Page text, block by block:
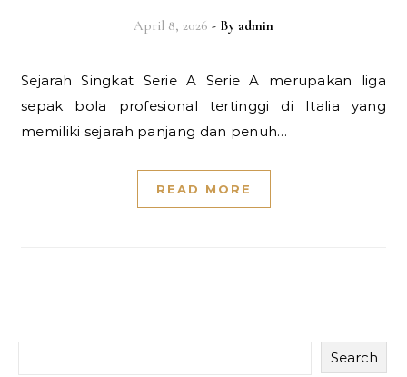
April 8, 2026 - By admin
Sejarah Singkat Serie A Serie A merupakan liga
sepak bola profesional tertinggi di Italia yang
memiliki sejarah panjang dan penuh…
READ MORE
Search